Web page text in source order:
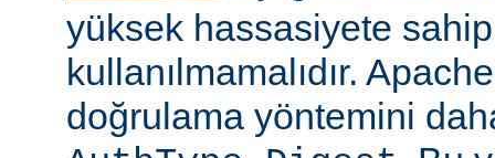
yüksek hassasiyete
kullanılmamalıdır.
doğrulama yöntemini